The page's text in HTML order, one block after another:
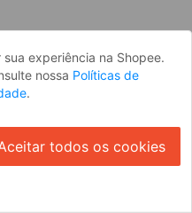
experiência na Shopee.
nossa Políticas de
.
todos os cookies